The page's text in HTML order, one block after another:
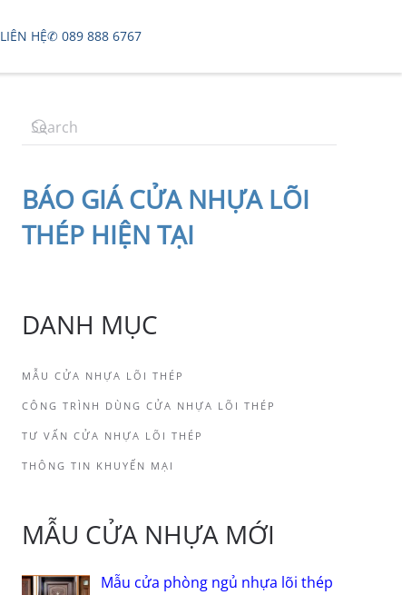
LIÊN HỆ✆ 089 888 6767
BÁO GIÁ CỬA NHỰA LÕI
THÉP HIỆN TẠI
DANH MỤC
MẪU CỬA NHỰA LÕI THÉP
CÔNG TRÌNH DÙNG CỬA NHỰA LÕI THÉP
TƯ VẤN CỬA NHỰA LÕI THÉP
THÔNG TIN KHUYẾN MẠI
MẪU CỬA NHỰA MỚI
Mẫu cửa phòng ngủ nhựa lõi thép